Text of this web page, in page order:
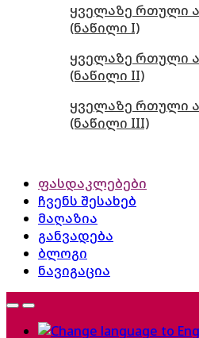
ყველაზე რთული
(ნაწილი I)
ყველაზე რთული
(ნაწილი II)
ყველაზე რთული
(ნაწილი III)
ფასდაკლებები
ჩვენს შესახებ
მაღაზია
განვადება
ბლოგი
ნავიგაცია